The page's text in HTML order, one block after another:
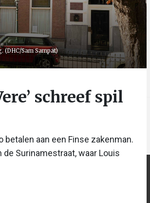
(DHC/Sam Sampat)
schreef spil
aan een Finse zakenman.
Surinamestraat, waar Louis